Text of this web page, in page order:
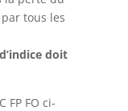
tous les
doit
FP FO ci-